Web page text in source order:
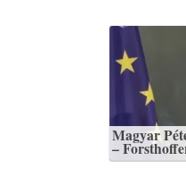
Magyar
–